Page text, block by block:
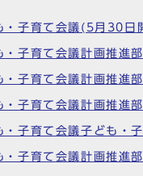
子育て会議(5月30日
子育て会議計画推進
子育て会議計画推進
子育て会議計画推進
子育て会議子ども・
子育て会議計画推進